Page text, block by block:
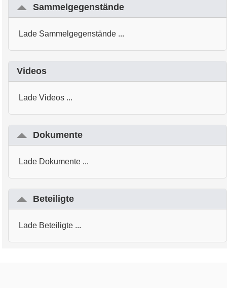
Sammelgegenstände
Lade Sammelgegenstände ...
Videos
Lade Videos ...
Dokumente
Lade Dokumente ...
Beteiligte
Lade Beteiligte ...